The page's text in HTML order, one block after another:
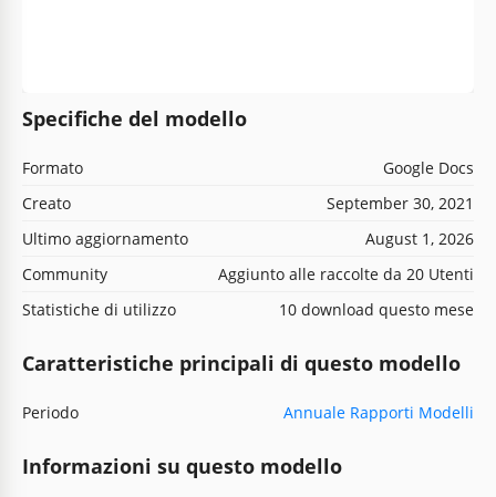
Specifiche del modello
Formato
Google Docs
Creato
September 30, 2021
Ultimo aggiornamento
August 1, 2026
Community
Aggiunto alle raccolte da 20 Utenti
Statistiche di utilizzo
10 download questo mese
Caratteristiche principali di questo modello
Periodo Annuale Rapporti Modelli
Informazioni su questo modello